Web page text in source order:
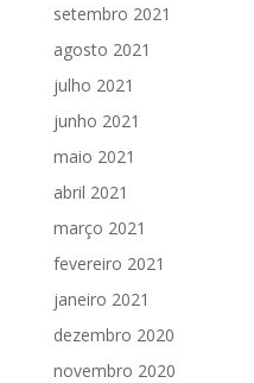
setembro 2021
agosto 2021
julho 2021
junho 2021
maio 2021
abril 2021
março 2021
fevereiro 2021
janeiro 2021
dezembro 2020
novembro 2020